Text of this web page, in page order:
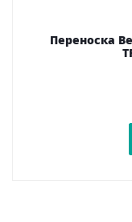
Переноска